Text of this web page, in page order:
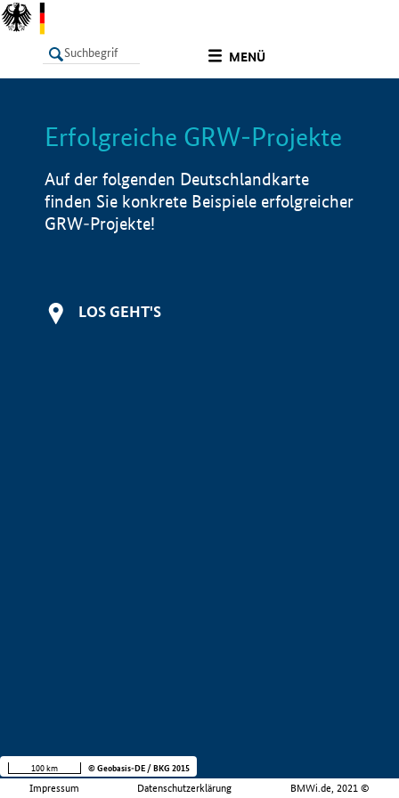
MENÜ
LISTE Info
Erfolgreiche GRW-Projekte
Auf der folgenden Deutschlandkarte
finden Sie konkrete Beispiele erfolgreicher
GRW-Projekte!
LOS GEHT'S
Impressum Datenschutzerklärung BMWi.de, 2021 ©
100 km © Geobasis-DE / BKG 2015